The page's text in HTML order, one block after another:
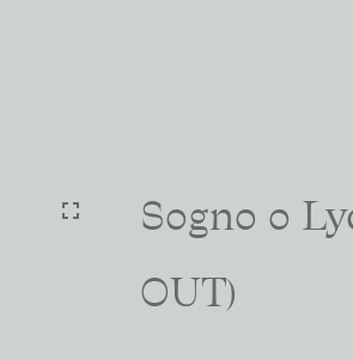
Sogno o
OUT)